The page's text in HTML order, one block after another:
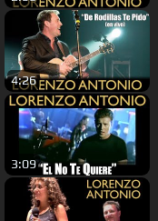
4:26
3:09